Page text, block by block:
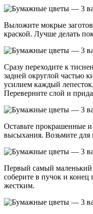
Выложите мокрые
краской. Лучше делать
Сразу переходите к
задней округлой частью
усилием каждый
Переверните слой и
Оставьте прокрашенные
высыхания. Возьмите для
Первый самый маленький
соберите в пучок и конец
жестким.